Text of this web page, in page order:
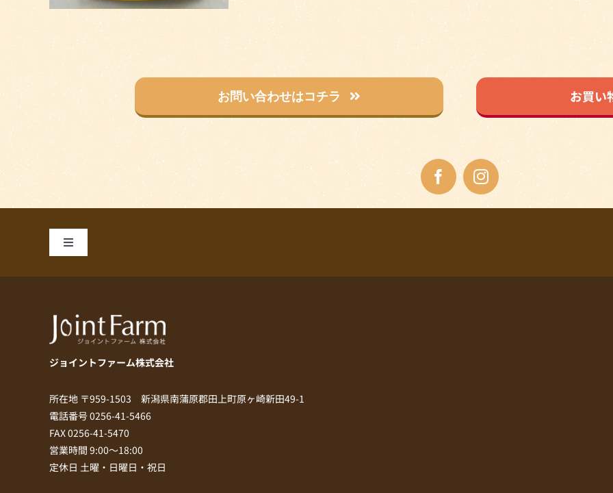
お問い合わせはコチラ お買い
Toggle
商品一覧
お手軽レシピ
会社案内
お問い合わせ
ジョイントファーム株式会社
所在地 〒959-1503 新潟県南蒲原郡田上町原ヶ崎新田49-1
電話番号 0256-41-5466
FAX 0256-41-5470
営業時間 9:00～18:00
定休日 土曜・日曜日・祝日